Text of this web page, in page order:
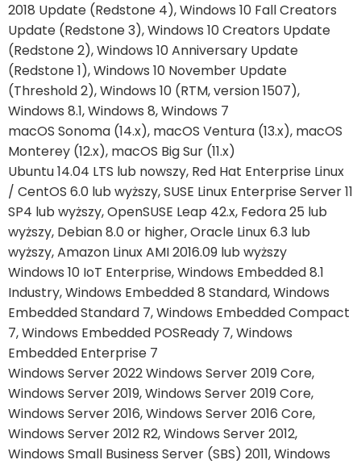
2018 Update (Redstone 4), Windows 10 Fall Creators
Update (Redstone 3), Windows 10 Creators Update
(Redstone 2), Windows 10 Anniversary Update
(Redstone 1), Windows 10 November Update
(Threshold 2), Windows 10 (RTM, version 1507),
Windows 8.1, Windows 8, Windows 7
macOS Sonoma (14.x), macOS Ventura (13.x), macOS
Monterey (12.x), macOS Big Sur (11.x)
Ubuntu 14.04 LTS lub nowszy, Red Hat Enterprise Linux
/ CentOS 6.0 lub wyższy, SUSE Linux Enterprise Server 11
SP4 lub wyższy, OpenSUSE Leap 42.x, Fedora 25 lub
wyższy, Debian 8.0 or higher, Oracle Linux 6.3 lub
wyższy, Amazon Linux AMI 2016.09 lub wyższy
Windows 10 IoT Enterprise, Windows Embedded 8.1
Industry, Windows Embedded 8 Standard, Windows
Embedded Standard 7, Windows Embedded Compact
7, Windows Embedded POSReady 7, Windows
Embedded Enterprise 7
Windows Server 2022 Windows Server 2019 Core,
Windows Server 2019, Windows Server 2019 Core,
Windows Server 2016, Windows Server 2016 Core,
Windows Server 2012 R2, Windows Server 2012,
Windows Small Business Server (SBS) 2011, Windows